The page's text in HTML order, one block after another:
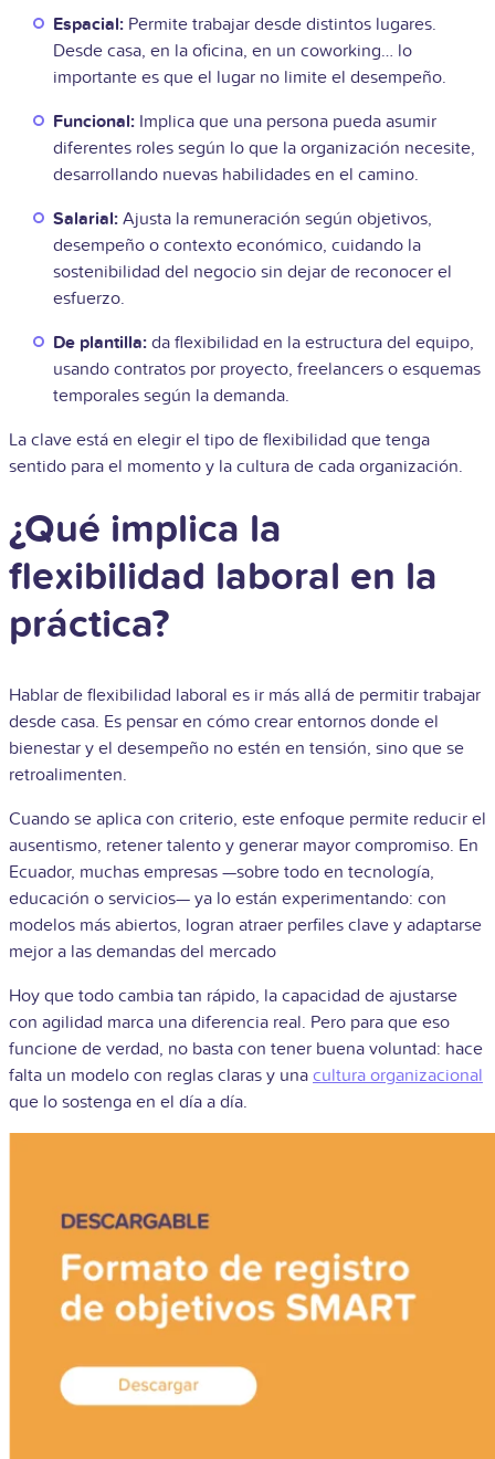
Espacial: Permite trabajar desde distintos lugares.
Desde casa, en la oficina, en un coworking… lo
importante es que el lugar no limite el desempeño.
Funcional: Implica que una persona pueda asumir
diferentes roles según lo que la organización necesite,
desarrollando nuevas habilidades en el camino.
Salarial: Ajusta la remuneración según objetivos,
desempeño o contexto económico, cuidando la
sostenibilidad del negocio sin dejar de reconocer el
esfuerzo.
De plantilla: da flexibilidad en la estructura del equipo,
usando contratos por proyecto, freelancers o esquemas
temporales según la demanda.
La clave está en elegir el tipo de flexibilidad que tenga
sentido para el momento y la cultura de cada organización.
¿Qué implica la
flexibilidad laboral en la
práctica?
Hablar de flexibilidad laboral es ir más allá de permitir trabajar
desde casa. Es pensar en cómo crear entornos donde el
bienestar y el desempeño no estén en tensión, sino que se
retroalimenten.
Cuando se aplica con criterio, este enfoque permite reducir el
ausentismo, retener talento y generar mayor compromiso. En
Ecuador, muchas empresas —sobre todo en tecnología,
educación o servicios— ya lo están experimentando: con
modelos más abiertos, logran atraer perfiles clave y adaptarse
mejor a las demandas del mercado
Hoy que todo cambia tan rápido, la capacidad de ajustarse
con agilidad marca una diferencia real. Pero para que eso
funcione de verdad, no basta con tener buena voluntad: hace
falta un modelo con reglas claras y una cultura organizacional
que lo sostenga en el día a día.